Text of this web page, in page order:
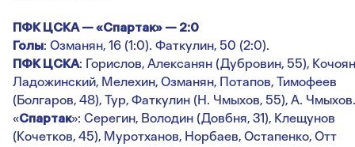
ПФК ЦСКА — «Спартак» — 2:0
Голы: Озманян, 16 (1:0). Фаткулин, 50 (2:0).
ПФК ЦСКА: Горислов, Алексанян (Дубровин, 55),
Ладожинский, Мелехин, Озманян, Потапов, Тимофеев
(Болгаров, 48), Тур, Фаткулин (Н. Чмыхов, 55), А. Чмыхов.
«Спартак»: Серегин, Володин (Довбня, 31), Клещунов
(Кочетков, 45), Муротханов, Норбаев, Остапенко, Отт